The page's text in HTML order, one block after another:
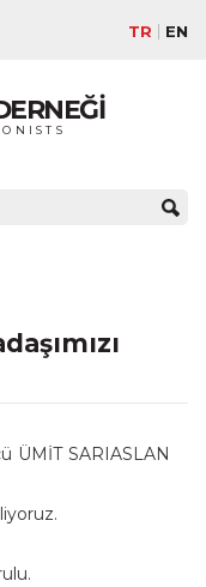
TR EN
ÜMİT SARIASLAN